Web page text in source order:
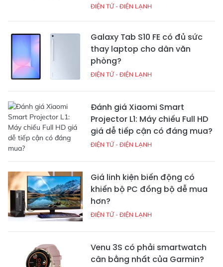
ĐIỆN TỬ - ĐIỆN LẠNH
Galaxy Tab S10 FE có đủ sức
thay laptop cho dân văn
phòng?
ĐIỆN TỬ - ĐIỆN LẠNH
Đánh giá Xiaomi Smart
Projector L1: Máy chiếu Full HD
giá dễ tiếp cận có đáng mua?
ĐIỆN TỬ - ĐIỆN LẠNH
Giá linh kiện biến động có
khiến bộ PC đồng bộ dễ mua
hơn?
ĐIỆN TỬ - ĐIỆN LẠNH
Venu 3S có phải smartwatch
cân bằng nhất của Garmin?